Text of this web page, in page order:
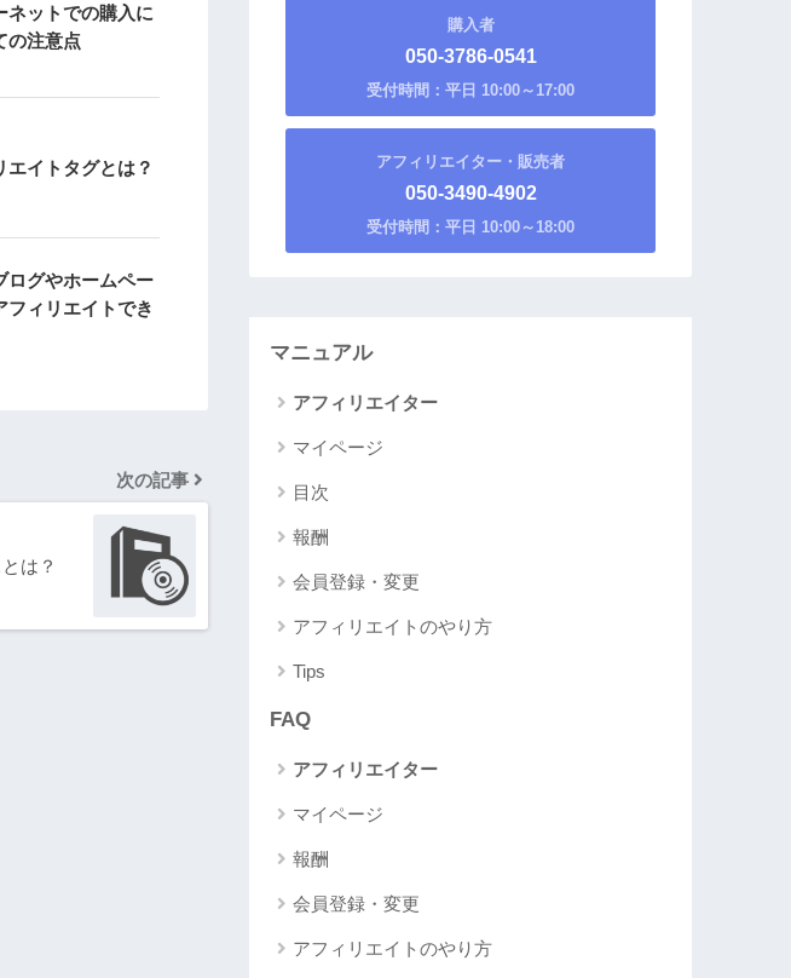
ネットでの購入に
の注意点
エイトタグとは？
ログやホームペー
フィリエイトでき
次の記事
は？
購入者
050-3786-0541
受付時間：平日 10:00～17:00
アフィリエイター・販売者
050-3490-4902
受付時間：平日 10:00～18:00
マニュアル
アフィリエイター
マイページ
目次
報酬
会員登録・変更
アフィリエイトのやり方
Tips
FAQ
アフィリエイター
マイページ
報酬
会員登録・変更
アフィリエイトのやり方